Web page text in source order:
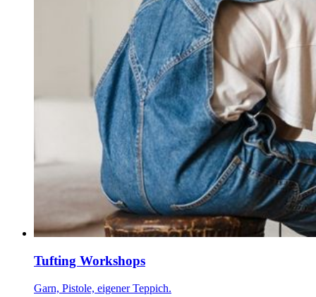
Tufting Workshops
Garn, Pistole, eigener Teppich.